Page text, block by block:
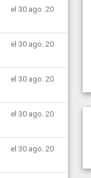
el 30 ago. 20
el 30 ago. 20
el 30 ago. 20
el 30 ago. 20
el 30 ago. 20